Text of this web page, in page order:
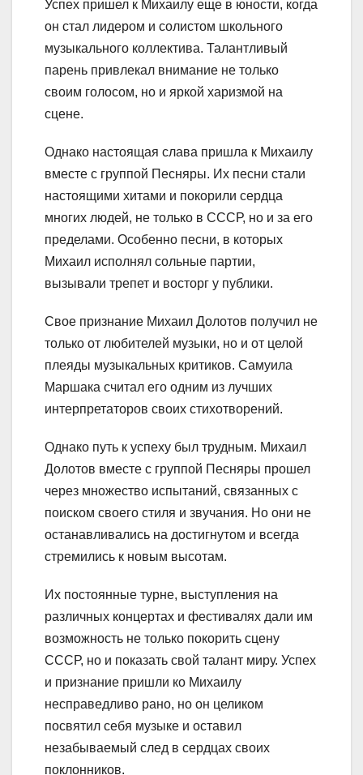
Успех пришел к Михаилу еще в юности, когда
он стал лидером и солистом школьного
музыкального коллектива. Талантливый
парень привлекал внимание не только
своим голосом, но и яркой харизмой на
сцене.
Однако настоящая слава пришла к Михаилу
вместе с группой Песняры. Их песни стали
настоящими хитами и покорили сердца
многих людей, не только в СССР, но и за его
пределами. Особенно песни, в которых
Михаил исполнял сольные партии,
вызывали трепет и восторг у публики.
Свое признание Михаил Долотов получил не
только от любителей музыки, но и от целой
плеяды музыкальных критиков. Самуила
Маршака считал его одним из лучших
интерпретаторов своих стихотворений.
Однако путь к успеху был трудным. Михаил
Долотов вместе с группой Песняры прошел
через множество испытаний, связанных с
поиском своего стиля и звучания. Но они не
останавливались на достигнутом и всегда
стремились к новым высотам.
Их постоянные турне, выступления на
различных концертах и фестивалях дали им
возможность не только покорить сцену
СССР, но и показать свой талант миру. Успех
и признание пришли ко Михаилу
несправедливо рано, но он целиком
посвятил себя музыке и оставил
незабываемый след в сердцах своих
поклонников.